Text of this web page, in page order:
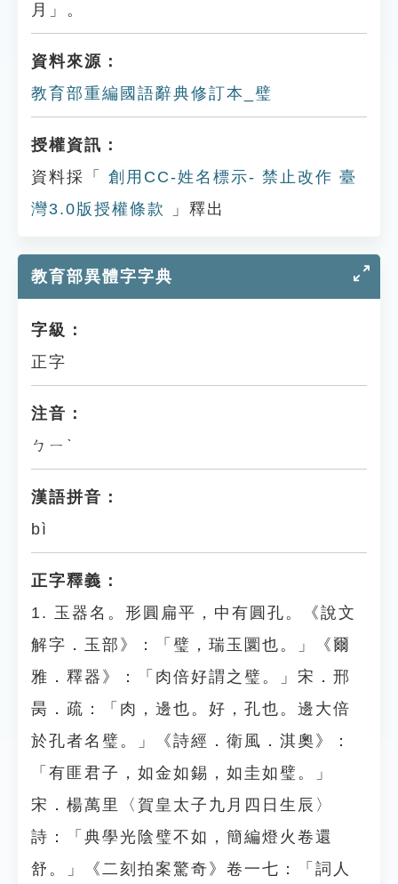
月」。
資料來源：
教育部重編國語辭典修訂本_璧
授權資訊：
資料採「
創用CC-姓名標示- 禁止改作 臺
灣3.0版授權條款
」釋出
教育部異體字字典
字級：
正字
注音：
ㄅㄧˋ
漢語拼音：
bì
正字釋義：
1. 玉器名。形圓扁平，中有圓孔。《說文
解字．玉部》：「璧，瑞玉圜也。」《爾
雅．釋器》：「肉倍好謂之璧。」宋．邢
昺．疏：「肉，邊也。好，孔也。邊大倍
於孔者名璧。」《詩經．衛風．淇奧》：
「有匪君子，如金如錫，如圭如璧。」
宋．楊萬里〈賀皇太子九月四日生辰〉
詩：「典學光陰璧不如，簡編燈火卷還
舒。」《二刻拍案驚奇》卷一七：「詞人